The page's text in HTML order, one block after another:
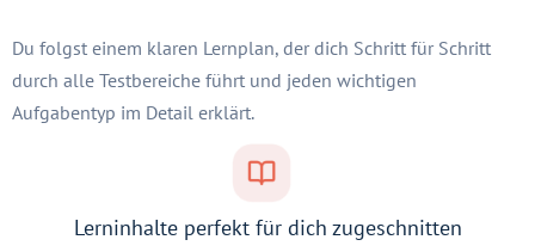
Du folgst einem klaren Lernplan, der dich Schritt für Schritt
durch alle Testbereiche führt und jeden wichtigen
Aufgabentyp im Detail erklärt.
Lerninhalte perfekt für dich zugeschnitten